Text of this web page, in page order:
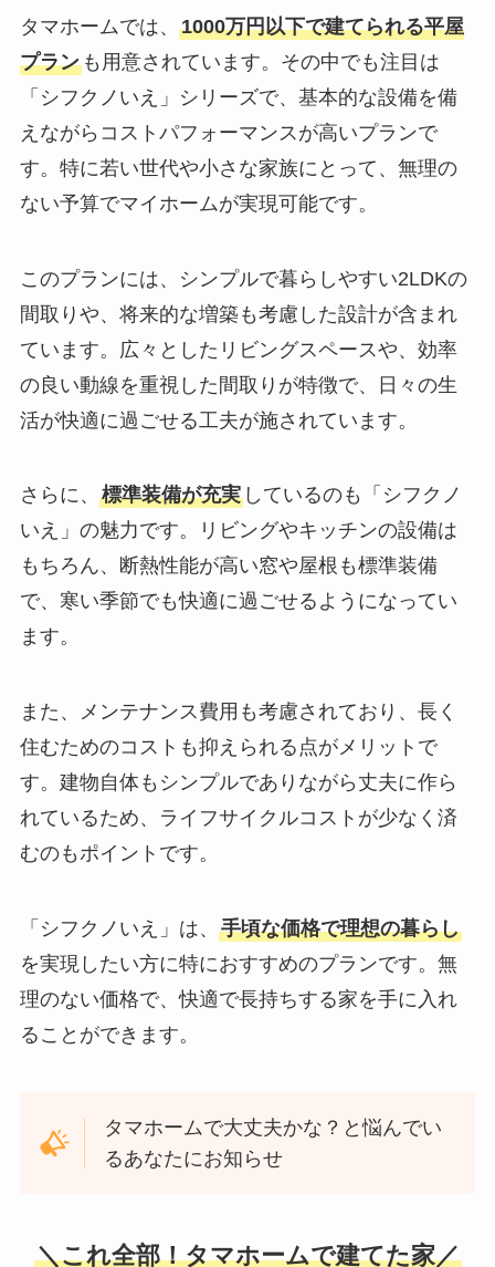
タマホームでは、 1000万円以下で建てられる平屋
プランも用意されています。その中でも注目は
「シフクノいえ」シリーズで、基本的な設備を備
えながらコストパフォーマンスが高いプランで
す。特に若い世代や小さな家族にとって、無理の
ない予算でマイホームが実現可能です。
このプランには、シンプルで暮らしやすい2LDKの
間取りや、将来的な増築も考慮した設計が含まれ
ています。広々としたリビングスペースや、効率
の良い動線を重視した間取りが特徴で、日々の生
活が快適に過ごせる工夫が施されています。
さらに、 標準装備が充実しているのも「シフクノ
いえ」の魅力です。リビングやキッチンの設備は
もちろん、断熱性能が高い窓や屋根も標準装備
で、寒い季節でも快適に過ごせるようになってい
ます。
また、メンテナンス費用も考慮されており、長く
住むためのコストも抑えられる点がメリットで
す。建物自体もシンプルでありながら丈夫に作ら
れているため、ライフサイクルコストが少なく済
むのもポイントです。
「シフクノいえ」は、 手頃な価格で理想の暮らし
を実現したい方に特におすすめのプランです。無
理のない価格で、快適で長持ちする家を手に入れ
ることができます。
タマホームで大丈夫かな？と悩んでい
るあなたにお知らせ
＼これ全部！タマホームで建てた家／